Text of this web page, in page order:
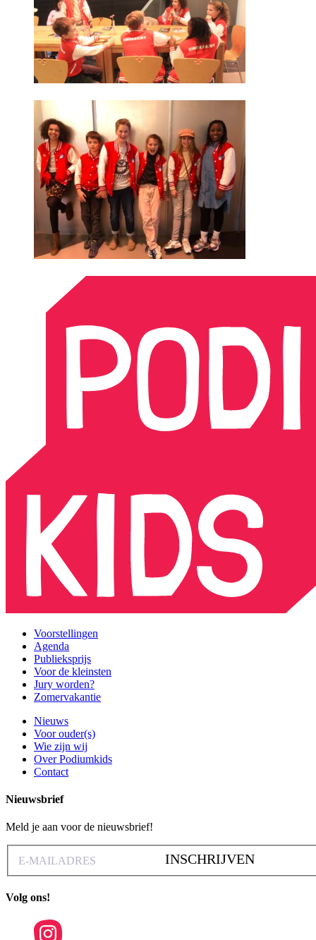
Voorstellingen
Agenda
Publieksprijs
Voor de kleinsten
Jury worden?
Zomervakantie
Nieuws
Voor ouder(s)
Wie zijn wij
Over Podiumkids
Contact
Nieuwsbrief
Meld je aan voor de nieuwsbrief!
INSCHRIJVEN
Volg ons!